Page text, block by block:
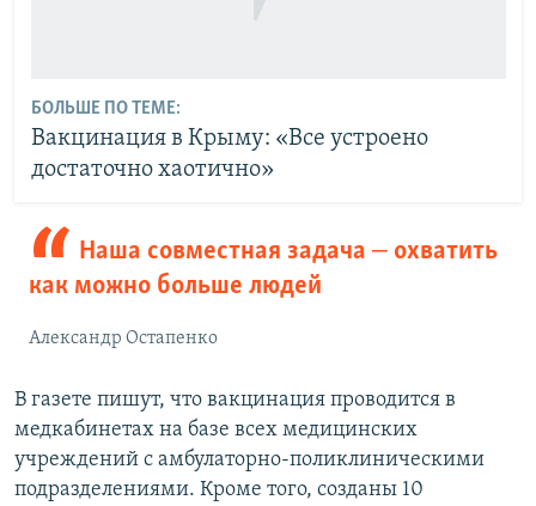
БОЛЬШЕ ПО ТЕМЕ:
Вакцинация в Крыму: «Все устроено
достаточно хаотично»
Наша совместная задача ‒ охватить
как можно больше людей
Александр Остапенко
В газете пишут, что вакцинация проводится в
медкабинетах на базе всех медицинских
учреждений с амбулаторно-поликлиническими
подразделениями. Кроме того, созданы 10